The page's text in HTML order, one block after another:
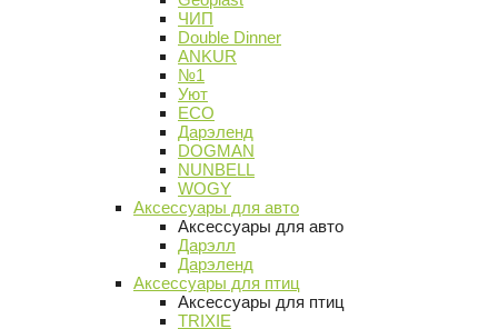
ЧИП
Double Dinner
ANKUR
№1
Уют
ECO
Дарэленд
DOGMAN
NUNBELL
WOGY
Аксессуары для авто
Аксессуары для авто
Дарэлл
Дарэленд
Аксессуары для птиц
Аксессуары для птиц
TRIXIE